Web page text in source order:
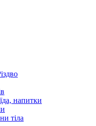
напитки
тіла